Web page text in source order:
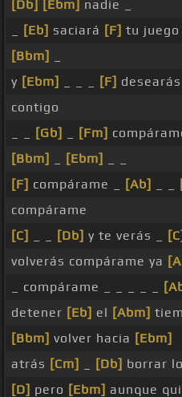
[Db] [Ebm] nadie _
[Eb] saciará [F] tu juego
[Bbm]
y [Ebm] [F] desearás
contigo
[Gb] [Fm]
[Bbm]
[Ebm]
[F] compárame _ [Ab]
compárame
[C]
[Db] y te verás _ [C]
volverás compárame ya
_ compárame _ _ _ _ _
detener [Eb] el [Abm]
[Bbm] volver hacia [Ebm]
atrás [Cm] [Db] borrar
[D] pero [Ebm] aunque